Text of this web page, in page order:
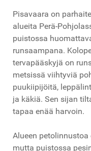
Pisavaara on
alueita Perä-
puistossa
runsaampana.
tervapääskyjä on
metsissä viihtyviä
puukiipijöitä,
ja käkiä. Sen sijan
tapaa enää harvoin.
Alueen
mutta puistossa